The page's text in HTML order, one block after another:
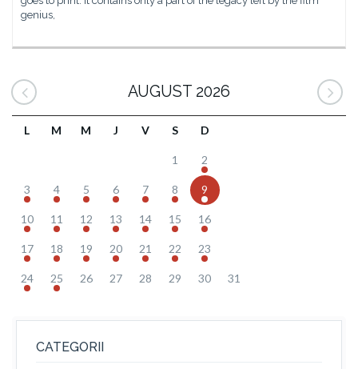
genius,
AUGUST 2026
L M M J V S D
1 2
3 4 5 6 7 8 9
10 11 12 13 14 15 16
17 18 19 20 21 22 23
24 25 26 27 28 29 30 31
CATEGORII